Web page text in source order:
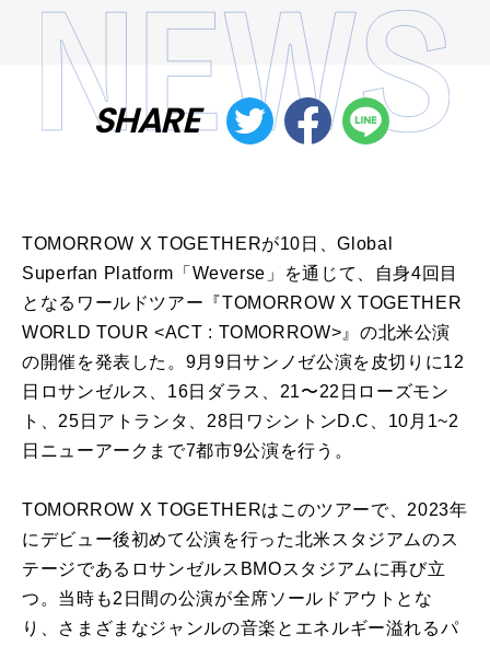
SHARE
TOMORROW X TOGETHERが10日、Global
Superfan Platform「Weverse」を通じて、自身4回目
となるワールドツアー『TOMORROW X TOGETHER
WORLD TOUR <ACT : TOMORROW>』の北米公演
の開催を発表した。9月9日サンノゼ公演を皮切りに12
日ロサンゼルス、16日ダラス、21〜22日ローズモン
ト、25日アトランタ、28日ワシントンD.C、10月1~2
日ニューアークまで7都市9公演を行う。
TOMORROW X TOGETHERはこのツアーで、2023年
にデビュー後初めて公演を行った北米スタジアムのス
テージであるロサンゼルスBMOスタジアムに再び立
つ。当時も2日間の公演が全席ソールドアウトとな
り、さまざまなジャンルの音楽とエネルギー溢れるパ